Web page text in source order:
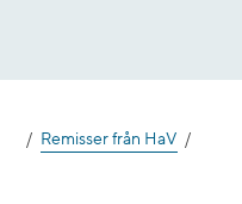
Remisser från HaV